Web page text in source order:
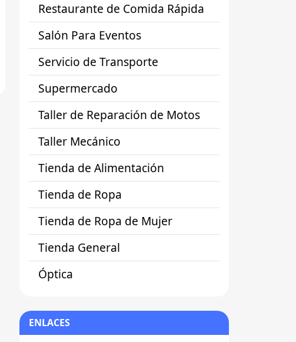
Restaurante de Comida Rápida
Salón Para Eventos
Servicio de Transporte
Supermercado
Taller de Reparación de Motos
Taller Mecánico
Tienda de Alimentación
Tienda de Ropa
Tienda de Ropa de Mujer
Tienda General
Óptica
ENLACES